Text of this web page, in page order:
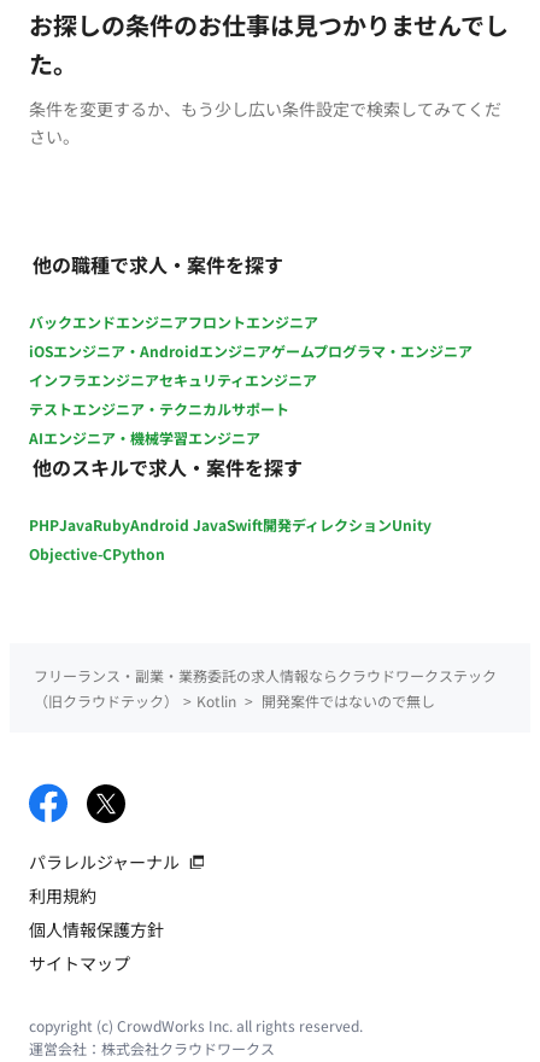
お探しの条件のお仕事は見つかりませんでし
た。
条件を変更するか、もう少し広い条件設定で検索してみてくだ
さい。
他の職種で求人・案件を探す
バックエンドエンジニアフロントエンジニア
iOSエンジニア・Androidエンジニアゲームプログラマ・エンジニア
インフラエンジニアセキュリティエンジニア
テストエンジニア・テクニカルサポート
AIエンジニア・機械学習エンジニア
他のスキルで求人・案件を探す
PHPJavaRubyAndroid JavaSwift開発ディレクションUnity
Objective-CPython
フリーランス・副業・業務委託の求人情報ならクラウドワークステック
（旧クラウドテック）
> Kotlin > 開発案件ではないので無し
パラレルジャーナル
利用規約
個人情報保護方針
サイトマップ
copyright (c) CrowdWorks Inc. all rights reserved.
運営会社： 株式会社クラウドワークス